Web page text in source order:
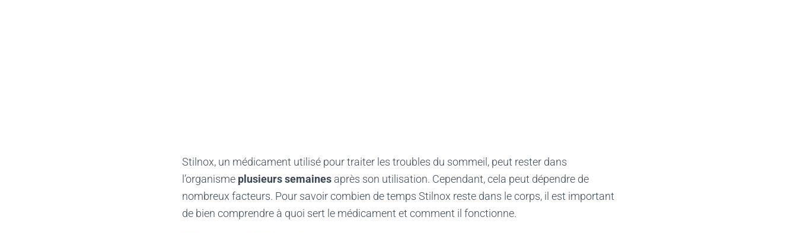
Stilnox, un médicament utilisé pour traiter les troubles du sommeil, peut rester dans
l’organisme plusieurs semaines après son utilisation. Cependant, cela peut dépendre de
nombreux facteurs. Pour savoir combien de temps Stilnox reste dans le corps, il est important
de bien comprendre à quoi sert le médicament et comment il fonctionne.